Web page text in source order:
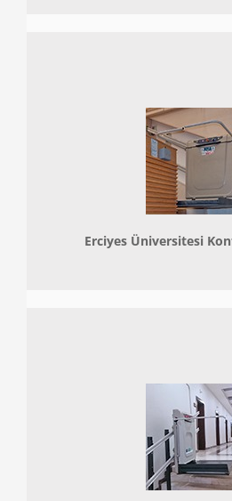
Erciyes Üniversitesi